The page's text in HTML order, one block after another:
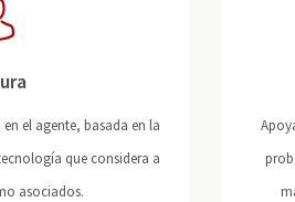
el agente, basada en la
que considera a
asociados.